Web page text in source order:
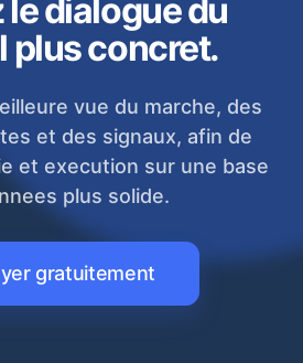
le dialogue du
plus concret.
vue du marche, des
et des signaux, afin de
et execution sur une base
plus solide.
gratuitement